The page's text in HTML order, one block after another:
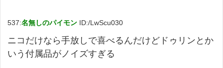
537:名無しのパイモン ID:/LwScu030
ニコだけなら手放しで喜べるんだけどドゥリンとか
いう付属品がノイズすぎる